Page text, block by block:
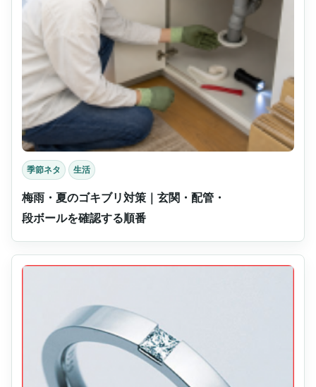
季節ネタ 生活
梅雨・夏のゴキブリ対策｜玄関・配管・
段ボールを確認する順番